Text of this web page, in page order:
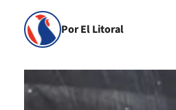
Por El Litoral